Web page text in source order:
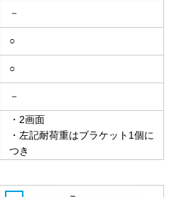
－
○
○
－
・2画面
・左記耐荷重はブラケット1個に
つき